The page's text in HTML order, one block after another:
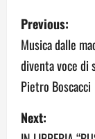
P
o
s
t
Previous:
Musica dalle
diventa voce di
Pietro Boscacci
Next: